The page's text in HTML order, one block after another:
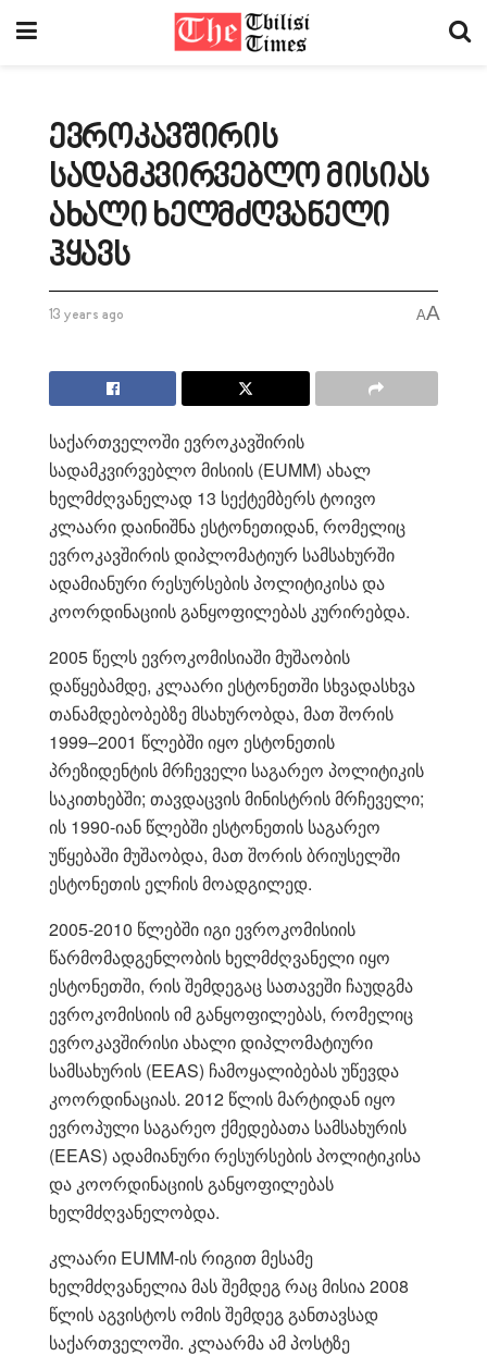
ევროკავშირის
სადამკვირვებლო მისიას
ახალი ხელმძღვანელი
ჰყავს
13 years ago AA
საქართველოში ევროკავშირის
სადამკვირვებლო მისიის (EUMM) ახალ
ხელმძღვანელად 13 სექტემბერს ტოივო
კლაარი დაინიშნა ესტონეთიდან, რომელიც
ევროკავშირის დიპლომატიურ სამსახურში
ადამიანური რესურსების პოლიტიკისა და
კოორდინაციის განყოფილებას კურირებდა.
2005 წელს ევროკომისიაში მუშაობის
დაწყებამდე, კლაარი ესტონეთში სხვადასხვა
თანამდებობებზე მსახურობდა, მათ შორის
1999–2001 წლებში იყო ესტონეთის
პრეზიდენტის მრჩეველი საგარეო პოლიტიკის
საკითხებში; თავდაცვის მინისტრის მრჩეველი;
ის 1990-იან წლებში ესტონეთის საგარეო
უწყებაში მუშაობდა, მათ შორის ბრიუსელში
ესტონეთის ელჩის მოადგილედ.
2005-2010 წლებში იგი ევროკომისიის
წარმომადგენლობის ხელმძღვანელი იყო
ესტონეთში, რის შემდეგაც სათავეში ჩაუდგმა
ევროკომისიის იმ განყოფილებას, რომელიც
ევროკავშირისი ახალი დიპლომატიური
სამსახურის (EEAS) ჩამოყალიბებას უწევდა
კოორდინაციას. 2012 წლის მარტიდან იყო
ევროპული საგარეო ქმედებათა სამსახურის
(EEAS) ადამიანური რესურსების პოლიტიკისა
და კოორდინაციის განყოფილებას
ხელმძღვანელობდა.
კლაარი EUMM-ის რიგით მესამე
ხელმძღვანელია მას შემდეგ რაც მისია 2008
წლის აგვისტოს ომის შემდეგ განთავსად
საქართველოში. კლაარმა ამ პოსტზე